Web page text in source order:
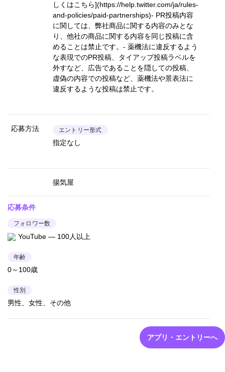
しくはこちら](https://help.twitter.com/ja/rules-
and-policies/paid-partnerships)- PR投稿内容
に関しては、弊社商品に関する内容のみとな
り、他社の商品に関する内容を同じ投稿に含
めることは禁止です。- 薬機法に違反するよう
な表現でのPR投稿、タイアップ投稿ラベルを
外すなど、広告であることを隠しての投稿、
虚偽の内容での投稿など、薬機法や景表法に
違反するような投稿は禁止です。
応募方法 エントリー形式
指定なし
揚気屋
応募条件
フォロワー数
YouTube — 100人以上
年齢
0～100歳
性別
男性、女性、その他
アプリ・エントリーへ